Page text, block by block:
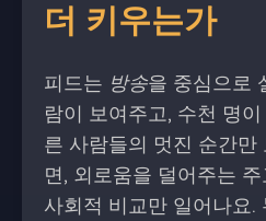
더 키우는가
피드는 방송을 중심으로
람이 보여주고, 수천 명
른 사람들의 멋진 순간만
면, 외로움을 덜어주는
사회적 비교만 일어나요.